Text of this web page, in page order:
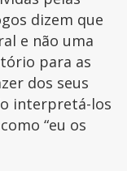
dizem que
e não uma
para as
dos seus
interpretá-los
“eu os